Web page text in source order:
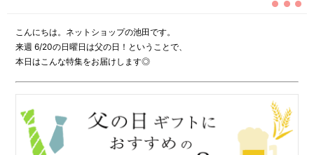
こんにちは。ネットショップの池田です。
来週 6/20の日曜日は父の日！ということで、
本日はこんな特集をお届けします◎